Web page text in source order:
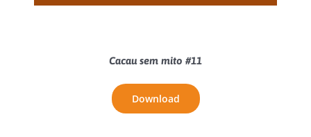
Cacau sem mito #11
Download